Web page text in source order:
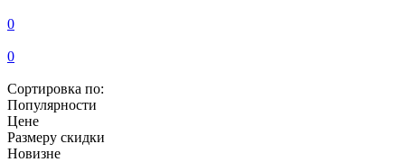
0
0
Сортировка по:
Популярности
Цене
Размеру скидки
Новизне